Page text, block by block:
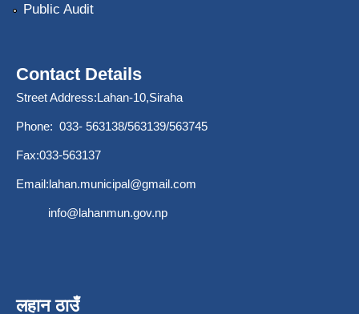
Public Audit
Contact Details
Street Address:Lahan-10,Siraha
Phone: 033- 563138/563139/563745
Fax:033-563137
Email:lahan.municipal@gmail.com
info@lahanmun.gov.np
लहान ठाउँ